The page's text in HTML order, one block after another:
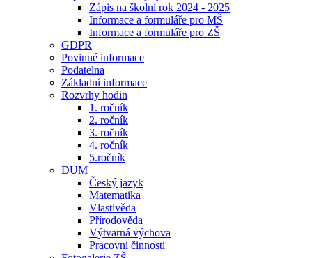
Zápis na školní rok 2024 - 2025
Informace a formuláře pro MŠ
Informace a formuláře pro ZŠ
GDPR
Povinné informace
Podatelna
Základní informace
Rozvrhy hodin
1. ročník
2. ročník
3. ročník
4. ročník
5.ročník
DUM
Český jazyk
Matematika
Vlastivěda
Přírodověda
Výtvarná výchova
Pracovní činnosti